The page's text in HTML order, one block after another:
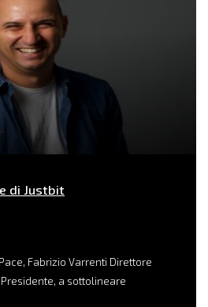
di Justbit
Fabrizio Varrenti Direttore
a sottolineare